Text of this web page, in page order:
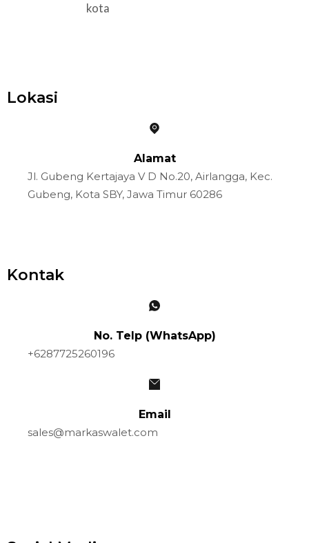
kota
Lokasi
Alamat
Jl. Gubeng Kertajaya V D No.20, Airlangga, Kec.
Gubeng, Kota SBY, Jawa Timur 60286
Kontak
No. Telp (WhatsApp)
+6287725260196
Email
sales@markaswalet.com